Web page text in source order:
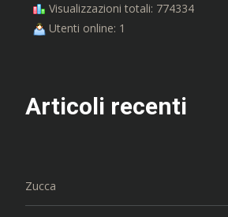
Visualizzazioni totali: 774334
Utenti online: 1
Articoli recenti
Zucca